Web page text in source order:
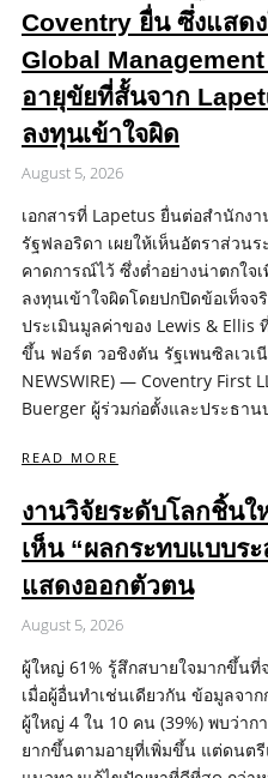
Coventry ยื่น ซึ่งแสด
Global
อายุขัยที่สั้นจาก
ลงทุนเข้าใจผิด
August 5, 2026
เอกสารที่ Lapetus ยื่นต่อสำนักง
รัฐฟลอริดา เผยให้เห็นอัตราส่วน
คาดการณ์ไว้ ซึ่งต่ำอย่างน่าตกใจ
ลงทุนเข้าใจผิดโดยปกปิดข้อเท็จจ
ประเมินมูลค่าของ Lewis & Ellis
ขึ้น ฟอร์ต วอชิงตัน รัฐเพนซิลเวเนี
NEWSWIRE) — Coventry First
Buerger ผู้ร่วมก่อตั้งและประธาน
READ MORE
งานวิจัยระดับโลกชิ้นใ
เห็น “ผลกระทบแบบร
แสดงออกตัวตน
August 5, 2026
ผู้ใหญ่ 61% รู้สึกสบายใจมากขึ้นที่
เมื่อผู้อื่นทำเช่นเดียวกัน ข้อมูลจา
ผู้ใหญ่ 4 ใน 10 คน (39%) พบว่า
ยากขึ้นตามอายุที่เพิ่มขึ้น แต่ดนต